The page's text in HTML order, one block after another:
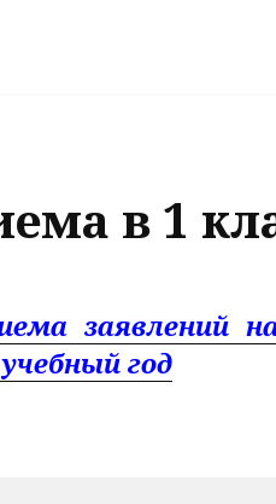
в 1
заявлений
год